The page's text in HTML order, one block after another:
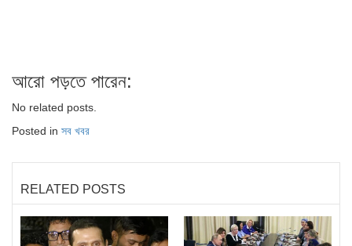
আরো পড়তে পারেন:
No related posts.
Posted in সব খবর
RELATED POSTS